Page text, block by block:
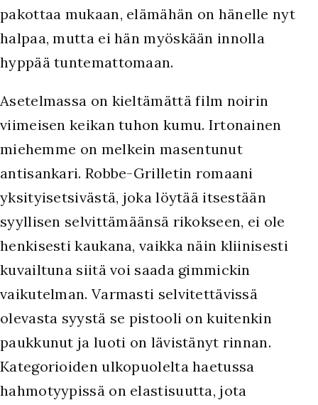
pakottaa mukaan, elämähän on hänelle nyt
halpaa, mutta ei hän myöskään innolla
hyppää tuntemattomaan.
Asetelmassa on kieltämättä film noirin
viimeisen keikan tuhon kumu. Irtonainen
miehemme on melkein masentunut
antisankari. Robbe-Grilletin romaani
yksityisetsivästä, joka löytää itsestään
syyllisen selvittämäänsä rikokseen, ei ole
henkisesti kaukana, vaikka näin kliinisesti
kuvailtuna siitä voi saada gimmickin
vaikutelman. Varmasti selvitettävissä
olevasta syystä se pistooli on kuitenkin
paukkunut ja luoti on lävistänyt rinnan.
Kategorioiden ulkopuolelta haetussa
hahmotyypissä on elastisuutta, jota